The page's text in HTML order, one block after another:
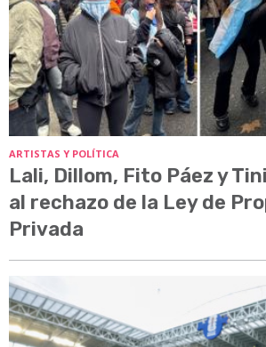
ARTISTAS Y POLÍTICA
Lali, Dillom, Fito Páez y
al rechazo de la Ley de
Privada